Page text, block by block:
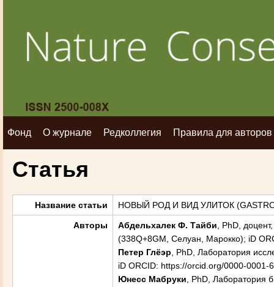
Фонд О журнале Редколлегия Правила для авторов
Статья
Название статьи НОВЫЙ РОД И ВИД УЛИТОК
Авторы Абдельхалек Ф. Тайби , PhD,
(338Q+8GM, Селуан, Марокко); iD
Петер Глёэр , PhD, Лаборатория
iD ORCID: https://orcid.org/0000-
Юнесс Мабруки , PhD, Лаборатория